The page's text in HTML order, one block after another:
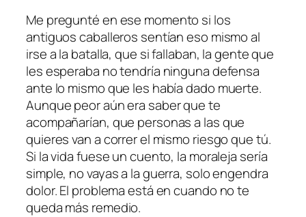
Me pregunté en ese momento si los
antiguos caballeros sentían eso mismo al
irse a la batalla, que si fallaban, la gente que
les esperaba no tendría ninguna defensa
ante lo mismo que les había dado muerte.
Aunque peor aún era saber que te
acompañarían, que personas a las que
quieres van a correr el mismo riesgo que tú.
Si la vida fuese un cuento, la moraleja sería
simple, no vayas a la guerra, solo engendra
dolor. El problema está en cuando no te
queda más remedio.